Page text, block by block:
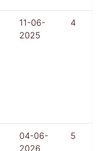
11-06-
2025
4
04-06-
2026
5